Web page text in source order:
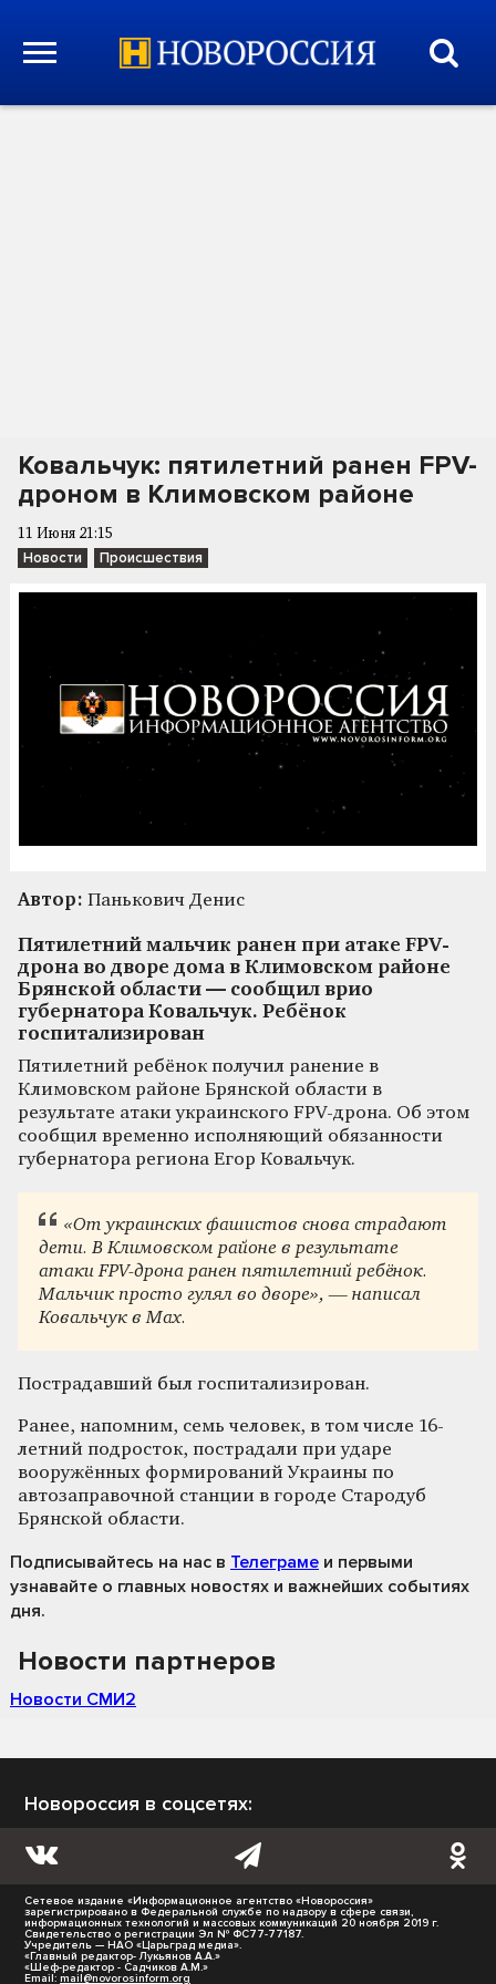
Ковальчук: пятилетний ранен FPV-
дроном в Климовском районе
11 Июня 21:15
Новости Происшествия
Автор: Панькович Денис
Пятилетний мальчик ранен при атаке FPV-
дрона во дворе дома в Климовском районе
Брянской области — сообщил врио
губернатора Ковальчук. Ребёнок
госпитализирован
Пятилетний ребёнок получил ранение в
Климовском районе Брянской области в
результате атаки украинского FPV-дрона. Об этом
сообщил временно исполняющий обязанности
губернатора региона Егор Ковальчук.
«От украинских фашистов снова страдают
дети. В Климовском районе в результате
атаки FPV-дрона ранен пятилетний ребёнок.
Мальчик просто гулял во дворе», — написал
Ковальчук в Max.
Пострадавший был госпитализирован.
Ранее, напомним, семь человек, в том числе 16-
летний подросток, пострадали при ударе
вооружённых формирований Украины по
автозаправочной станции в городе Стародуб
Брянской области.
Подписывайтесь на нас в Телеграме и первыми
узнавайте о главных новостях и важнейших событиях
дня.
Новости партнеров
Новости СМИ2
Новороссия в соцсетях:
Сетевое издание «Информационное агентство «Новороссия»
зарегистрировано в Федеральной службе по надзору в сфере связи,
информационных технологий и массовых коммуникаций 20 ноября 2019 г.
Свидетельство о регистрации Эл № ФС77-77187.
Учредитель — НАО «Царьград медиа».
«Главный редактор- Лукьянов А.А.»
«Шеф-редактор - Садчиков А.М.»
Email: mail@novorosinform.org